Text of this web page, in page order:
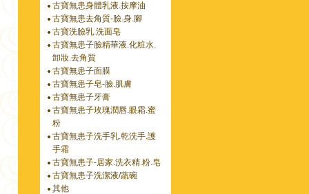
古寶無患身體乳液.按摩油
古寶無患去角質-臉.身.腳
古寶洗臉乳.洗面皂
古寶無患子臉精華液.化粧水.
卸妝.去角質
古寶無患子面膜
古寶無患子皂-臉.肌膚
古寶無患子牙膏
古寶無患子玫瑰潤唇.眼霜.蜜
粉
古寶無患子洗手乳.乾洗手.護
手霜
古寶無患子-居家.洗衣精.粉.皂
古寶無患子洗潔液/蔬碗
其他